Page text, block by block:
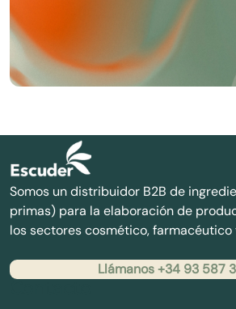
Somos un distribuidor B2B de
primas) para la elaboración de
los sectores cosmético,
Llámanos +34 93 587